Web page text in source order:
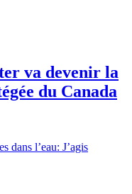
va devenir la
du Canada
dans l’eau: J’agis